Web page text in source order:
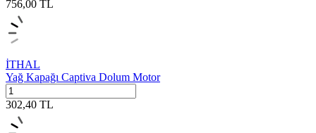
756,00 TL
İTHAL
Yağ Kapağı Captiva Dolum Motor
302,40 TL